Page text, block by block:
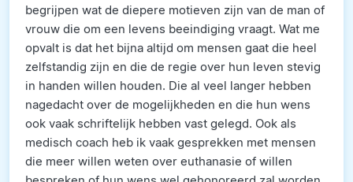
begrijpen wat de diepere motieven zijn van de man of
vrouw die om een levens beeindiging vraagt. Wat me
opvalt is dat het bijna altijd om mensen gaat die heel
zelfstandig zijn en die de regie over hun leven stevig
in handen willen houden. Die al veel langer hebben
nagedacht over de mogelijkheden en die hun wens
ook vaak schriftelijk hebben vast gelegd. Ook als
medisch coach heb ik vaak gesprekken met mensen
die meer willen weten over euthanasie of willen